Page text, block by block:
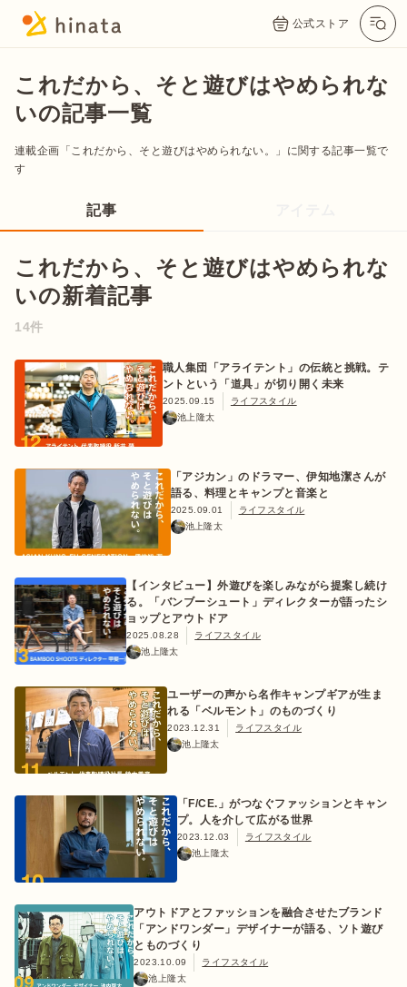
公式ストア
これだから、そと遊びはやめられな
いの記事一覧
連載企画「これだから、そと遊びはやめられない。」に関する記事一覧で
す
記事
これだから、そと遊びはやめられな
いの新着記事
14件
職人集団「アライテント」の伝統と挑戦。テ
ントという「道具」が切り開く未来
2025.09.15
ライフスタイル
池上隆太
「アジカン」のドラマー、伊知地潔さんが
語る、料理とキャンプと音楽と
2025.09.01
ライフスタイル
池上隆太
【インタビュー】外遊びを楽しみながら提案し続け
る。「バンブーシュート」ディレクターが語ったシ
ョップとアウトドア
2025.08.28
ライフスタイル
池上隆太
ユーザーの声から名作キャンプギアが生ま
れる「ベルモント」のものづくり
2023.12.31
ライフスタイル
池上隆太
「F/CE.」がつなぐファッションとキャン
プ。人を介して広がる世界
2023.12.03
ライフスタイル
池上隆太
アウトドアとファッションを融合させたブランド
「アンドワンダー」デザイナーが語る、ソト遊び
とものづくり
2023.10.09
ライフスタイル
池上隆太
公式App Twitter Instagram LINE
おすすめ特集
キャンプ用品
キャンプ場
how to